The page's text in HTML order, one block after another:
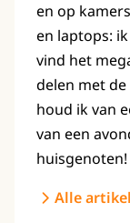
en op
en laptops:
vind het
delen met
houd ik van
van een
huisgenoten!
Alle